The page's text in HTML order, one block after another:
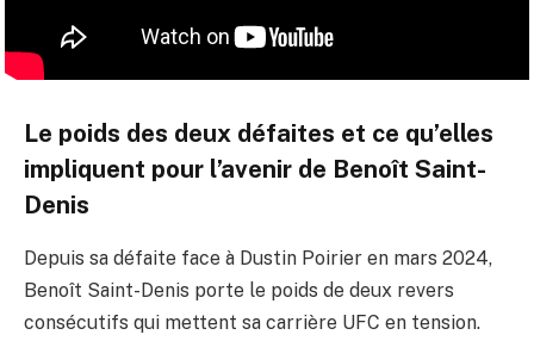
Le poids des deux défaites et ce qu’elles
impliquent pour l’avenir de Benoît Saint-
Denis
Depuis sa défaite face à Dustin Poirier en mars 2024,
Benoît Saint-Denis porte le poids de deux revers
consécutifs qui mettent sa carrière UFC en tension.